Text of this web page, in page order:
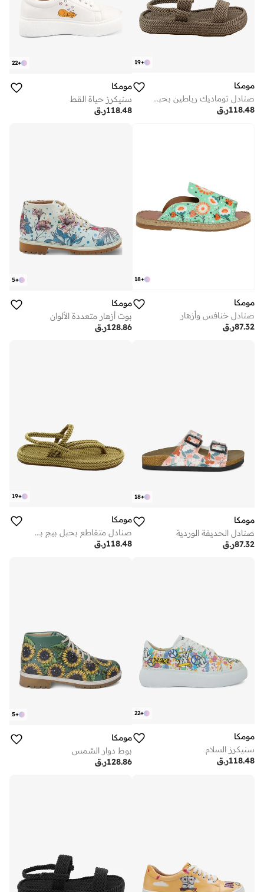
+
19
مومكا
صنادل نوماديك رباطين بحبل رملي
ر.ق118.48
+
22
مومكا
سنيكرز حياة القط
ر.ق118.48
+
18
مومكا
صنادل خنافس وأزهار
ر.ق87.32
+
5
مومكا
بوت أزهار متعددة الألوان
ر.ق128.86
+
18
مومكا
صنادل الحديقة الوردية
ر.ق87.32
+
19
مومكا
صنادل متقاطع بحبل بيج بستو
ر.ق118.48
+
22
مومكا
سنيكرز السلام
ر.ق118.48
+
5
مومكا
بوط دوار الشمس
ر.ق128.86